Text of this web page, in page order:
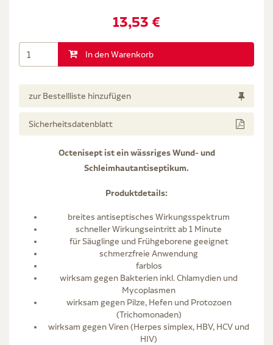
13,53 €
In den Warenkorb
zur Bestellliste hinzufügen
Sicherheitsdatenblatt
Octenisept ist ein wässriges Wund- und
Schleimhautantiseptikum.
Produktdetails:
breites antiseptisches Wirkungsspektrum
schneller Wirkungseintritt ab 1 Minute
für Säuglinge und Frühgeborene geeignet
schmerzfreie Anwendung
farblos
wirksam gegen Bakterien inkl. Chlamydien und
Mycoplasmen
wirksam gegen Pilze, Hefen und Protozoen
(Trichomonaden)
wirksam gegen Viren (Herpes simplex, HBV, HCV und
HIV)